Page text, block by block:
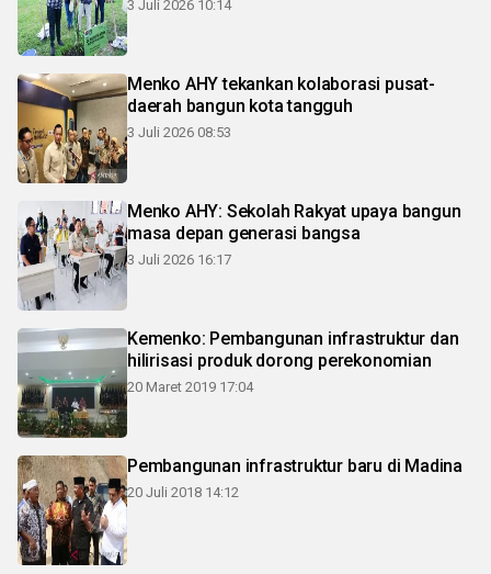
3 Juli 2026 10:14
Menko AHY tekankan kolaborasi pusat-
daerah bangun kota tangguh
3 Juli 2026 08:53
Menko AHY: Sekolah Rakyat upaya bangun
masa depan generasi bangsa
3 Juli 2026 16:17
Kemenko: Pembangunan infrastruktur dan
hilirisasi produk dorong perekonomian
20 Maret 2019 17:04
Pembangunan infrastruktur baru di Madina
20 Juli 2018 14:12